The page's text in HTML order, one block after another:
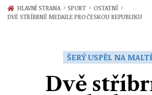
Zprávy
Ekonomika
HLAVNÍ STRANA › SPORT › OSTATNÍ ›
DVĚ STŘÍBRNÉ MEDAILE PRO ČESKOU REPUBLIKU
ŠERÝ USPĚL NA
Dvě